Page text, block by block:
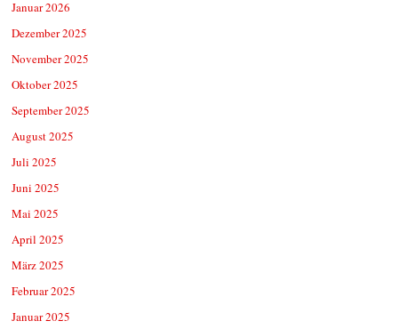
Januar 2026
Dezember 2025
November 2025
Oktober 2025
September 2025
August 2025
Juli 2025
Juni 2025
Mai 2025
April 2025
März 2025
Februar 2025
Januar 2025